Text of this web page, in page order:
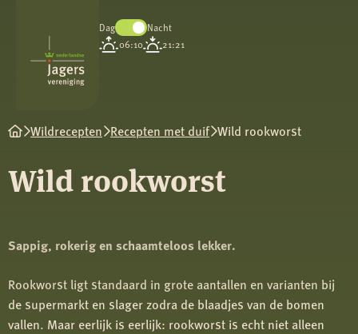
Koninklijke
Nederlandse
Jagersvereniging
Dag
Nacht
06:10
21:21
Wildrecepten Recepten met duif Wild rookworst
Wild rookworst
Sappig, rokerig en schaamteloos lekker.
Rookworst ligt standaard in grote aantallen en varianten bij
de supermarkt en slager zodra de blaadjes van de bomen
vallen. Maar eerlijk is eerlijk: rookworst is echt niet alleen